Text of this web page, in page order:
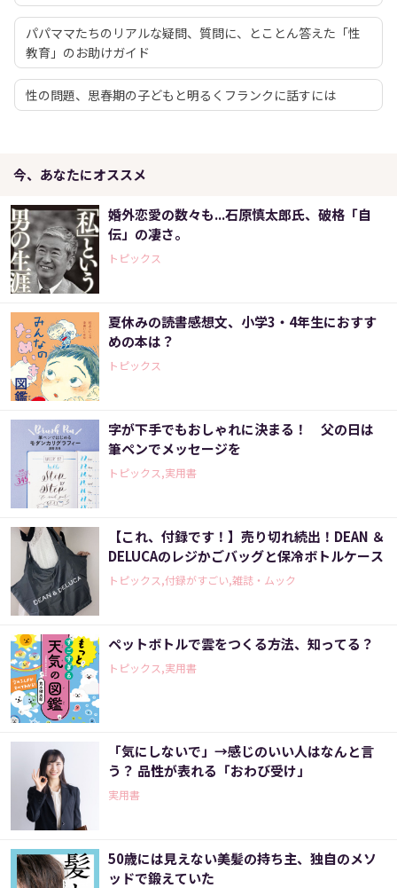
パパママたちのリアルな疑問、質問に、とことん答えた「性
教育」のお助けガイド
性の問題、思春期の子どもと明るくフランクに話すには
今、あなたにオススメ
婚外恋愛の数々も...石原慎太郎氏、破格「自
伝」の凄さ。
トピックス
夏休みの読書感想文、小学3・4年生におすす
めの本は？
トピックス
字が下手でもおしゃれに決まる！ 父の日は
筆ペンでメッセージを
トピックス,実用書
【これ、付録です！】売り切れ続出！DEAN ＆
DELUCAのレジかごバッグと保冷ボトルケース
トピックス,付録がすごい,雑誌・ムック
ペットボトルで雲をつくる方法、知ってる？
トピックス,実用書
「気にしないで」→感じのいい人はなんと言
う？ 品性が表れる「おわび受け」
実用書
50歳には見えない美髪の持ち主、独自のメソ
ッドで鍛えていた